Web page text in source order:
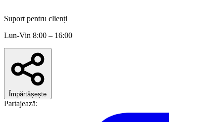
Suport pentru clienți
Lun-Vin 8:00 – 16:00
Împărtășește
Partajează: